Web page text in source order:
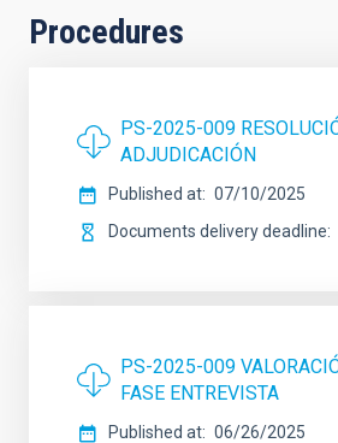
Procedures
PS-2025-009
ADJUDICACIÓN
Published at
07/10/2025
Documents delivery deadline
PS-2025-009
FASE ENTREVISTA
Published at 06/26/2025